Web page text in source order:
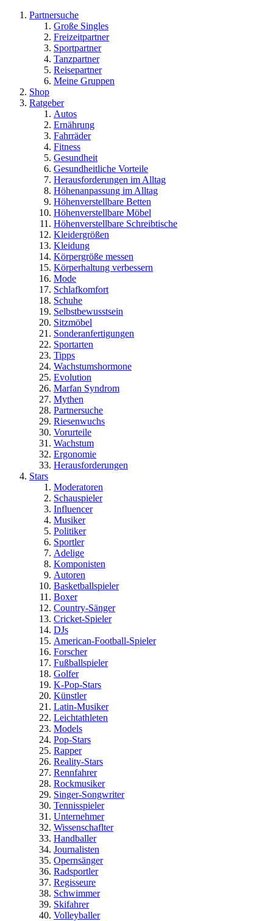
Partnersuche
Große Singles
Freizeitpartner
Sportpartner
Tanzpartner
Reisepartner
Meine Gruppen
Shop
Ratgeber
Autos
Ernährung
Fahrräder
Fitness
Gesundheit
Gesundheitliche Vorteile
Herausforderungen im Alltag
Höhenanpassung im Alltag
Höhenverstellbare Betten
Höhenverstellbare Möbel
Höhenverstellbare Schreibtische
Kleidergrößen
Kleidung
Körpergröße messen
Körperhaltung verbessern
Mode
Schlafkomfort
Schuhe
Selbstbewusstsein
Sitzmöbel
Sonderanfertigungen
Sportarten
Tipps
Wachstumshormone
Evolution
Marfan Syndrom
Mythen
Partnersuche
Riesenwuchs
Vorurteile
Wachstum
Ergonomie
Herausforderungen
Stars
Moderatoren
Schauspieler
Influencer
Musiker
Politiker
Sportler
Adelige
Komponisten
Autoren
Basketballspieler
Boxer
Country-Sänger
Cricket-Spieler
DJs
American-Football-Spieler
Forscher
Fußballspieler
Golfer
K-Pop-Stars
Künstler
Latin-Musiker
Leichtathleten
Models
Pop-Stars
Rapper
Reality-Stars
Rennfahrer
Rockmusiker
Singer-Songwriter
Tennisspieler
Unternehmer
Wissenschaflter
Handballer
Journalisten
Opernsänger
Radsportler
Regisseure
Schwimmer
Skifahrer
Volleyballer